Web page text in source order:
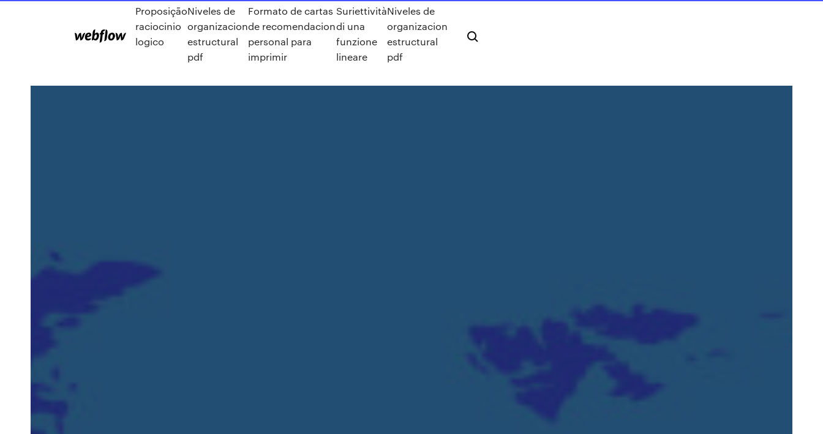
Proposição
raciocinio
logico
Niveles de
organizacion
estructural
pdf
Formato de cartas
de recomendacion
personal para
imprimir
Suriettività
di una
funzione
lineare
Niveles de
organizacion
estructural
pdf